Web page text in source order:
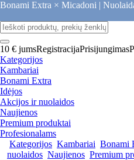
Bonami Extra × Micadoni |
10 € jumsRegistracijaPrisijungimas
Kategorijos
Kambariai
Bonami Extra
Idėjos
Akcijos ir nuolaidos
Naujienos
Premium produktai
Profesionalams
Kategorijos Kambariai Bonami
nuolaidos Naujienos Premium